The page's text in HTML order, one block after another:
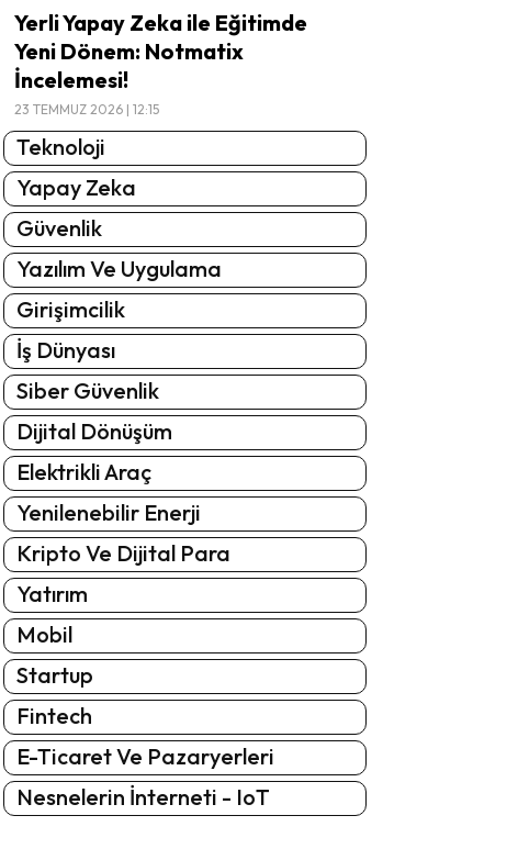
Yerli Yapay Zeka ile Eğitimde
Yeni Dönem: Notmatix
İncelemesi!
23 TEMMUZ 2026 | 12:15
Teknoloji
Yapay Zeka
Güvenlik
Yazılım Ve Uygulama
Girişimcilik
İş Dünyası
Siber Güvenlik
Dijital Dönüşüm
Elektrikli Araç
Yenilenebilir Enerji
Kripto Ve Dijital Para
Yatırım
Mobil
Startup
Fintech
E-Ticaret Ve Pazaryerleri
Nesnelerin İnterneti - IoT